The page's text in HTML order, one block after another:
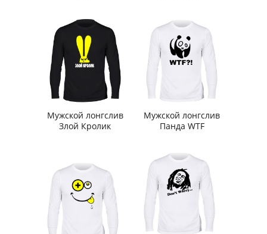
Мужской лонгслив
Злой Кролик
Мужской лонгслив
Панда WTF